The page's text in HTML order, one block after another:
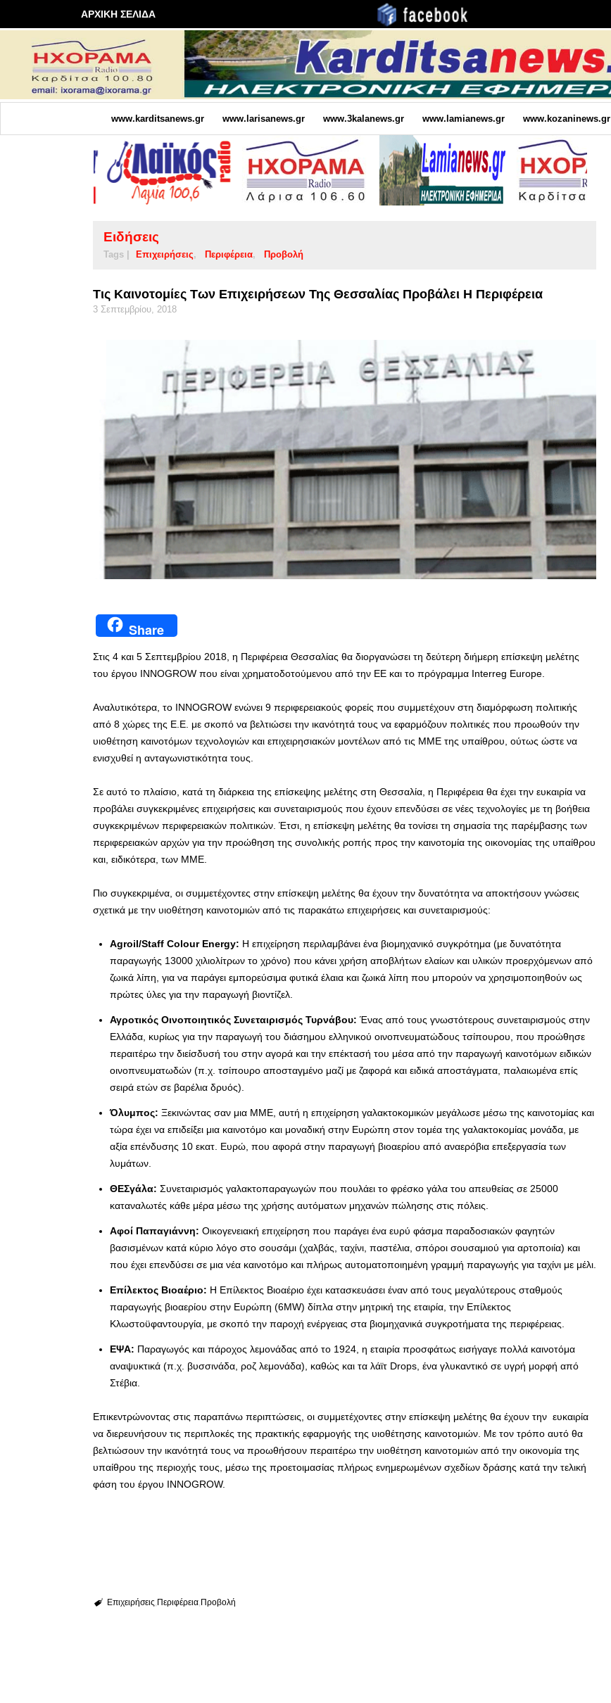
ΑΡΧΙΚΗ ΣΕΛΙΔΑ
www.karditsanews.gr www.larisanews.gr www.3kalanews.gr www.lamianews.gr www.kozaninews.gr
Ειδήσεις
Tags | Επιχειρήσεις Περιφέρεια Προβολή
Τις Καινοτομίες Των Επιχειρήσεων Της Θεσσαλίας Προβάλει Η Περιφέρεια
3 Σεπτεμβρίου, 2018
Share
Στις 4 και 5 Σεπτεμβρίου 2018, η Περιφέρεια Θεσσαλίας θα διοργανώσει τη δεύτερη διήμερη επίσκεψη μελέτης
του έργου INNOGROW που είναι χρηματοδοτούμενου από την ΕΕ και το πρόγραμμα Interreg Europe.
Αναλυτικότερα, το INNOGROW ενώνει 9 περιφερειακούς φορείς που συμμετέχουν στη διαμόρφωση πολιτικής
από 8 χώρες της Ε.Ε. με σκοπό να βελτιώσει την ικανότητά τους να εφαρμόζουν πολιτικές που προωθούν την
υιοθέτηση καινοτόμων τεχνολογιών και επιχειρησιακών μοντέλων από τις ΜΜΕ της υπαίθρου, ούτως ώστε να
ενισχυθεί η ανταγωνιστικότητα τους.
Σε αυτό το πλαίσιο, κατά τη διάρκεια της επίσκεψης μελέτης στη Θεσσαλία, η Περιφέρεια θα έχει την ευκαιρία να
προβάλει συγκεκριμένες επιχειρήσεις και συνεταιρισμούς που έχουν επενδύσει σε νέες τεχνολογίες με τη βοήθεια
συγκεκριμένων περιφερειακών πολιτικών. Έτσι, η επίσκεψη μελέτης θα τονίσει τη σημασία της παρέμβασης των
περιφερειακών αρχών για την προώθηση της συνολικής ροπής προς την καινοτομία της οικονομίας της υπαίθρου
και, ειδικότερα, των ΜΜΕ.
Πιο συγκεκριμένα, οι συμμετέχοντες στην επίσκεψη μελέτης θα έχουν την δυνατότητα να αποκτήσουν γνώσεις
σχετικά με την υιοθέτηση καινοτομιών από τις παρακάτω επιχειρήσεις και συνεταιρισμούς:
Agroil/Staff Colour Energy: Η επιχείρηση περιλαμβάνει ένα βιομηχανικό συγκρότημα (με δυνατότητα
παραγωγής 13000 χιλιολίτρων το χρόνο) που κάνει χρήση αποβλήτων ελαίων και υλικών προερχόμενων από
ζωικά λίπη, για να παράγει εμπορεύσιμα φυτικά έλαια και ζωικά λίπη που μπορούν να χρησιμοποιηθούν ως
πρώτες ύλες για την παραγωγή βιοντίζελ.
Αγροτικός Οινοποιητικός Συνεταιρισμός Τυρνάβου: Ένας από τους γνωστότερους συνεταιρισμούς στην
Ελλάδα, κυρίως για την παραγωγή του διάσημου ελληνικού οινοπνευματώδους τσίπουρου, που προώθησε
περαιτέρω την διείσδυσή του στην αγορά και την επέκτασή του μέσα από την παραγωγή καινοτόμων ειδικών
οινοπνευματωδών (π.χ. τσίπουρο αποσταγμένο μαζί με ζαφορά και ειδικά αποστάγματα, παλαιωμένα επίς
σειρά ετών σε βαρέλια δρυός).
Όλυμπος: Ξεκινώντας σαν μια ΜΜΕ, αυτή η επιχείρηση γαλακτοκομικών μεγάλωσε μέσω της καινοτομίας και
τώρα έχει να επιδείξει μια καινοτόμο και μοναδική στην Ευρώπη στον τομέα της γαλακτοκομίας μονάδα, με
αξία επένδυσης 10 εκατ. Ευρώ, που αφορά στην παραγωγή βιοαερίου από αναερόβια επεξεργασία των
λυμάτων.
ΘΕΣγάλα: Συνεταιρισμός γαλακτοπαραγωγών που πουλάει το φρέσκο γάλα του απευθείας σε 25000
καταναλωτές κάθε μέρα μέσω της χρήσης αυτόματων μηχανών πώλησης στις πόλεις.
Αφοί Παπαγιάννη: Οικογενειακή επιχείρηση που παράγει ένα ευρύ φάσμα παραδοσιακών φαγητών
βασισμένων κατά κύριο λόγο στο σουσάμι (χαλβάς, ταχίνι, παστέλια, σπόροι σουσαμιού για αρτοποιία) και
που έχει επενδύσει σε μια νέα καινοτόμο και πλήρως αυτοματοποιημένη γραμμή παραγωγής για ταχίνι με μέλι.
Επίλεκτος Βιοαέριο: Η Επίλεκτος Βιοαέριο έχει κατασκευάσει έναν από τους μεγαλύτερους σταθμούς
παραγωγής βιοαερίου στην Ευρώπη (6MW) δίπλα στην μητρική της εταιρία, την Επίλεκτος
Κλωστοϋφαντουργία, με σκοπό την παροχή ενέργειας στα βιομηχανικά συγκροτήματα της περιφέρειας.
EΨΑ: Παραγωγός και πάροχος λεμονάδας από το 1924, η εταιρία προσφάτως εισήγαγε πολλά καινοτόμα
αναψυκτικά (π.χ. βυσσινάδα, ροζ λεμονάδα), καθώς και τα λάϊτ Drops, ένα γλυκαντικό σε υγρή μορφή από
Στέβια.
Επικεντρώνοντας στις παραπάνω περιπτώσεις, οι συμμετέχοντες στην επίσκεψη μελέτης θα έχουν την ευκαιρία
να διερευνήσουν τις περιπλοκές της πρακτικής εφαρμογής της υιοθέτησης καινοτομιών. Με τον τρόπο αυτό θα
βελτιώσουν την ικανότητά τους να προωθήσουν περαιτέρω την υιοθέτηση καινοτομιών από την οικονομία της
υπαίθρου της περιοχής τους, μέσω της προετοιμασίας πλήρως ενημερωμένων σχεδίων δράσης κατά την τελική
φάση του έργου ΙΝΝΟGROW.
Επιχειρήσεις Περιφέρεια Προβολή